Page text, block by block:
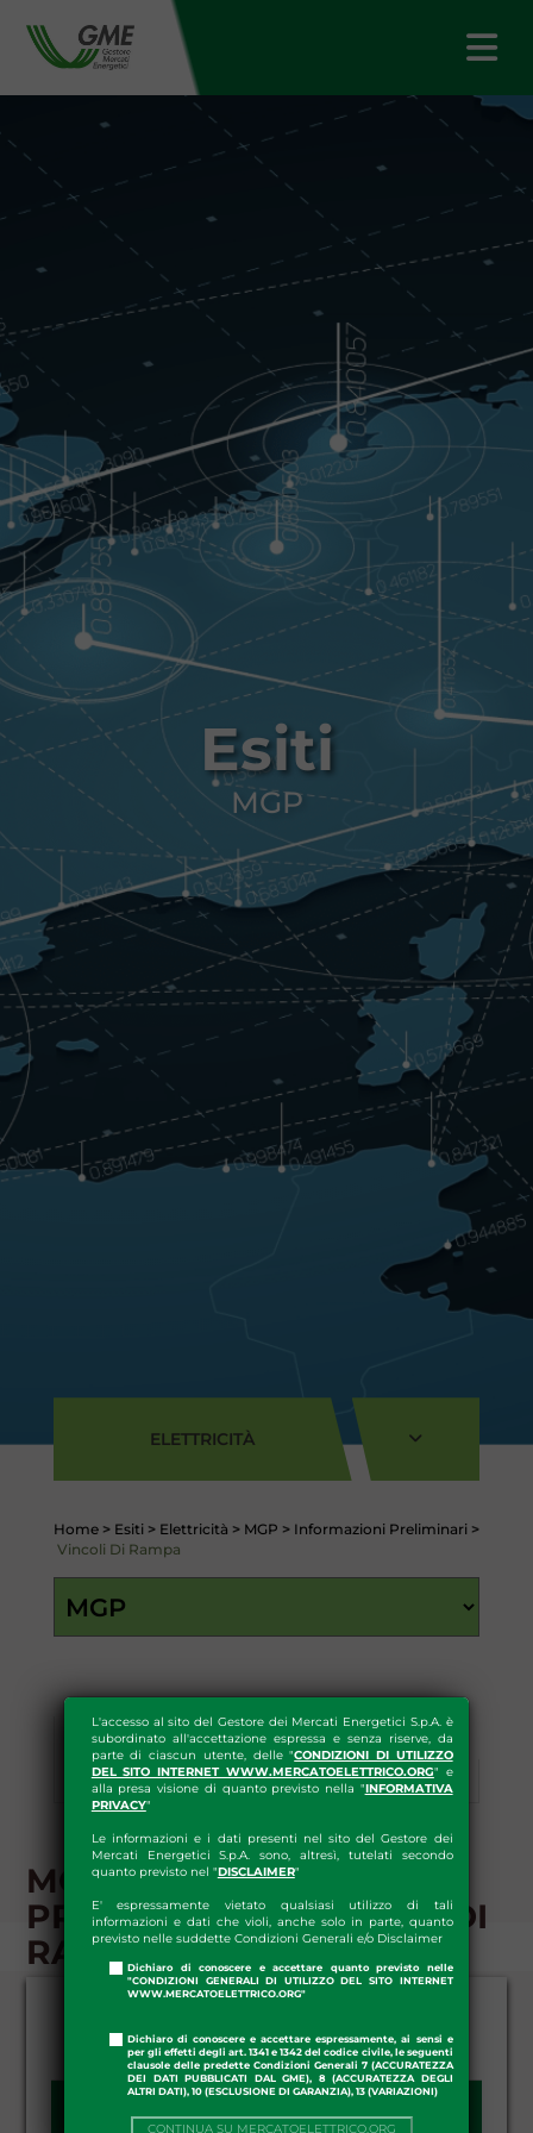
L'accesso al sito del Gestore dei Mercati Energetici S.p.A. è
subordinato all'accettazione espressa e senza riserve, da
parte di ciascun utente, delle "CONDIZIONI DI UTILIZZO
DEL SITO INTERNET WWW.MERCATOELETTRICO.ORG" e
alla presa visione di quanto previsto nella "INFORMATIVA
PRIVACY"
Le informazioni e i dati presenti nel sito del Gestore dei
Mercati Energetici S.p.A. sono, altresì, tutelati secondo
quanto previsto nel "DISCLAIMER"
E' espressamente vietato qualsiasi utilizzo di tali
informazioni e dati che violi, anche solo in parte, quanto
previsto nelle suddette Condizioni Generali e/o Disclaimer
Dichiaro di conoscere e accettare quanto previsto nelle
"CONDIZIONI GENERALI DI UTILIZZO DEL SITO INTERNET
WWW.MERCATOELETTRICO.ORG"
Dichiaro di conoscere e accettare espressamente, ai sensi e
per gli effetti degli art. 1341 e 1342 del codice civile, le seguenti
clausole delle predette Condizioni Generali 7 (ACCURATEZZA
DEI DATI PUBBLICATI DAL GME), 8 (ACCURATEZZA DEGLI
ALTRI DATI), 10 (ESCLUSIONE DI GARANZIA), 13 (VARIAZIONI)
CONTINUA SU MERCATOELETTRICO.ORG
Esiti
MGP
ELETTRICITÀ
Home > Esiti > Elettricità > MGP > Informazioni Preliminari >
Vincoli Di Rampa
Esiti
Statistiche
Informazioni Preliminari
Download
MGP - INFORMAZIONI
PRELIMINARI - VINCOLI DI
RAMPA
DATA DA - A: